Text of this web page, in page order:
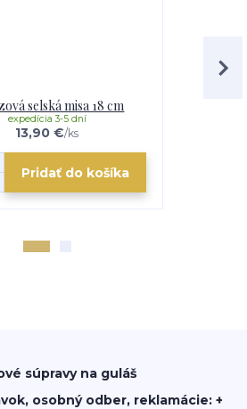
selská misa 18 cm
13,90 €/ks
expedícia 3-5 dní
Pridať do košíka
súpravy na guláš
osobný odber, reklamácie: +